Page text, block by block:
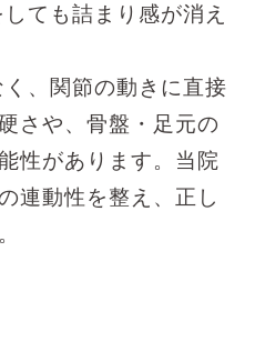
ても詰まり感が消え
、関節の動きに直接
さや、骨盤・足元の
性があります。当院
連動性を整え、正し